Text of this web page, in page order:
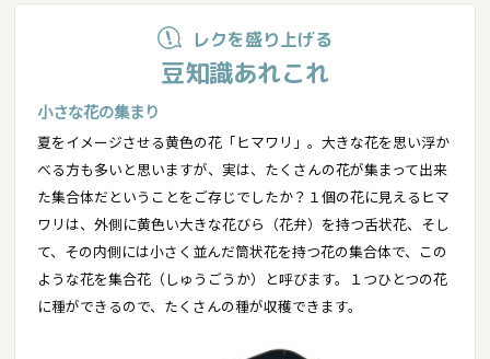
レクを盛り上げる
豆知識あれこれ
小さな花の集まり
夏をイメージさせる黄色の花「ヒマワリ」。大きな花を思い浮か
べる方も多いと思いますが、実は、たくさんの花が集まって出来
た集合体だということをご存じでしたか？１個の花に見えるヒマ
ワリは、外側に黄色い大きな花びら（花弁）を持つ舌状花、そし
て、その内側には小さく並んだ筒状花を持つ花の集合体で、この
ような花を集合花（しゅうごうか）と呼びます。１つひとつの花
に種ができるので、たくさんの種が収穫できます。